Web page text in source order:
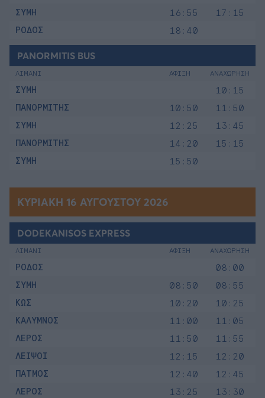
ΣΥΜΗ 16:55
17:15
ΡΟΔΟΣ
18:40
PANORMITIS BUS
ΛΙΜΑΝΙ ΑΦΙΞΗ ΑΝΑΧΩΡΗΣΗ
ΣΥΜΗ
10:15
ΠΑΝΟΡΜΙΤΗΣ
10:50
11:50
ΣΥΜΗ
12:25
13:45
ΠΑΝΟΡΜΙΤΗΣ
14:20
15:15
ΣΥΜΗ
15:50
ΚΥΡΙΑΚΉ 16 ΑΥΓΟΎΣΤΟΥ 2026
DODEKANISOS EXPRESS
ΛΙΜΑΝΙ ΑΦΙΞΗ ΑΝΑΧΩΡΗΣΗ
ΡΟΔΟΣ
08:00
ΣΥΜΗ
08:50
08:55
ΚΩΣ
10:20
10:25
ΚΑΛΥΜΝΟΣ
11:00
11:05
ΛΕΡΟΣ
11:50
11:55
ΛΕΙΨΟΙ
12:15
12:20
ΠΑΤΜΟΣ
12:40
12:45
ΛΕΡΟΣ
13:25
13:30